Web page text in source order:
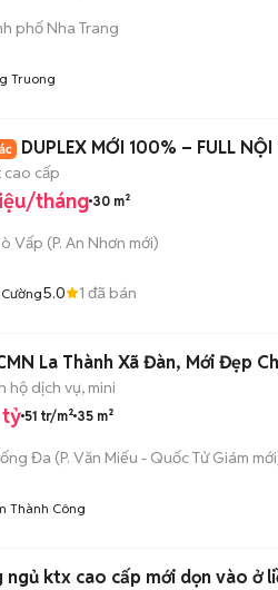
phố Nha Trang
Truong
DUPLEX MỚI 100% – FULL
cao cấp
tháng 30 m²
Vấp (P. An Nhơn mới)
5.0 1 đã bán
La Thành Xã Đàn, Mới Đẹp
hộ dịch vụ, mini
tỷ51 tr/m² 35 m²
Đa (P. Văn Miếu - Quốc Tử Giám
Thành Công
giường ngủ ktx cao cấp